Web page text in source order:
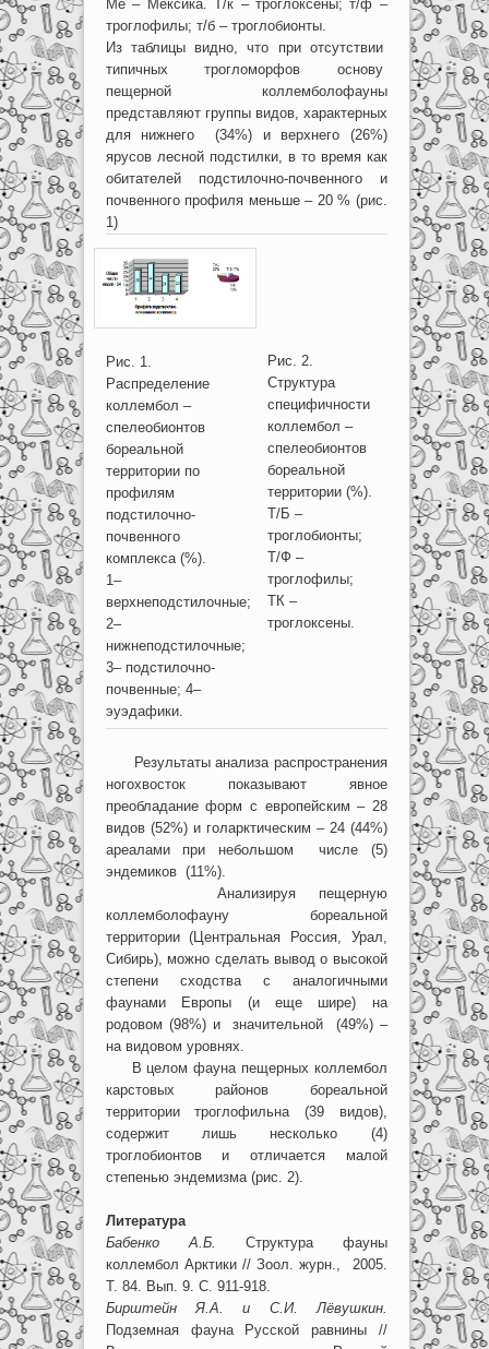
Ме – Мексика. Т/к – троглоксены; т/ф –
троглофилы; т/б – троглобионты.
Из таблицы видно, что при отсутствии
типичных трогломорфов основу
пещерной коллемболофауны
представляют группы видов, характерных
для нижнего (34%) и верхнего (26%)
ярусов лесной подстилки, в то время как
обитателей подстилочно-почвенного и
почвенного профиля меньше – 20 % (рис.
1)
Рис. 1.
Распределение
коллембол –
спелеобионтов
бореальной
территории по
профилям
подстилочно-
почвенного
комплекса (%).
1–
верхнеподстилочные;
2–
нижнеподстилочные;
3– подстилочно-
почвенные; 4–
эуэдафики.
Рис. 2.
Структура
специфичности
коллембол –
спелеобионтов
бореальной
территории (%).
Т/Б –
троглобионты;
Т/Ф –
троглофилы;
ТК –
троглоксены.
Результаты анализа распространения
ногохвосток показывают явное
преобладание форм с европейским – 28
видов (52%) и голарктическим – 24 (44%)
ареалами при небольшом числе (5)
эндемиков (11%).
Анализируя пещерную
коллемболофауну бореальной
территории (Центральная Россия, Урал,
Сибирь), можно сделать вывод о высокой
степени сходства с аналогичными
фаунами Европы (и еще шире) на
родовом (98%) и значительной (49%) –
на видовом уровнях.
В целом фауна пещерных коллембол
карстовых районов бореальной
территории троглофильна (39 видов),
содержит лишь несколько (4)
троглобионтов и отличается малой
степенью эндемизма (рис. 2).
Литература
Бабенко А.Б.
Структура фауны
коллембол Арктики // Зоол. журн., 2005.
Т. 84. Вып. 9. С. 911-918.
Бирштейн Я.А. и С.И. Лёвушкин.
Подземная фауна Русской равнины //